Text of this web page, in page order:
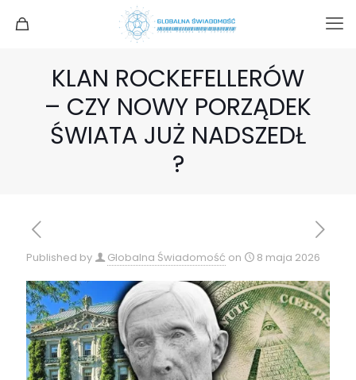
KLAN ROCKEFELLERÓW
– CZY NOWY PORZĄDEK
ŚWIATA JUŻ NADSZEDŁ
?
Published by Globalna Świadomość on 8 maja 2026